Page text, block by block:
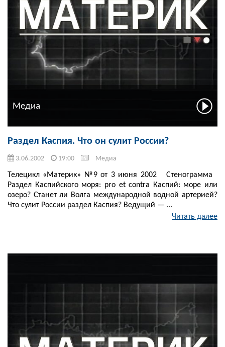
Медиа
Раздел Каспия. Что он сулит России?
3.06.2002 19:00 Медиа
Телецикл «Материк» №9 от 3 июня 2002 Стенограмма
Раздел Каспийского моря: pro et contra Каспий: море или
озеро? Станет ли Волга международной водной артерией?
Что сулит России раздел Каспия? Ведущий — ...
Читать далее